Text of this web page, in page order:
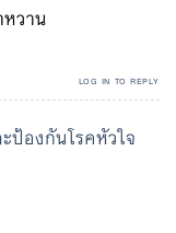
วาน
LOG IN TO REPLY
ป้องกันโรคหัวใจ